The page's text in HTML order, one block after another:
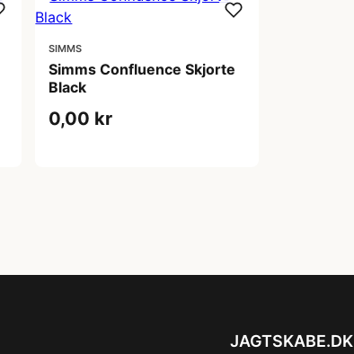
SIMMS
Simms Confluence Skjorte
Black
0,00 kr
JAGTSKABE.DK